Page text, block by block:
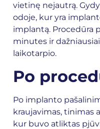
vietinę nejautrą.
odoje, kur yra
implantą. Procedūra
minutes ir
laikotarpio.
Po
Po implanto
kraujavimas, tinimas
kur buvo atliktas